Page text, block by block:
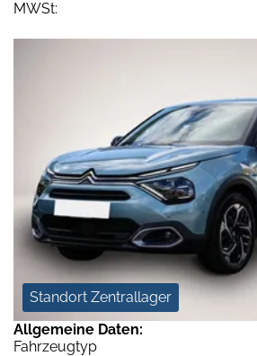
MWSt:
Standort Zentrallager
Allgemeine Daten:
Fahrzeugtyp